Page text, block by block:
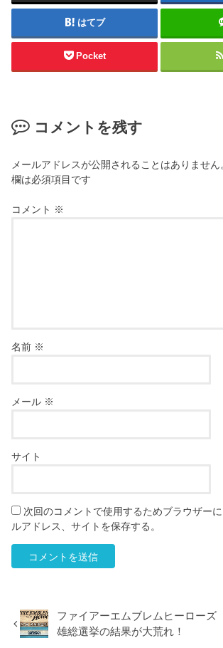
はてブ
Pocket
コメントを残す
メールアドレスが公開されることはありません
欄は必須項目です
コメント ※
名前 ※
メール ※
サイト
次回のコメントで使用するためブラウザー
ルアドレス、サイトを保存する。
ファイアーエムブレムヒーローズ
雄総選挙の結果が大荒れ！